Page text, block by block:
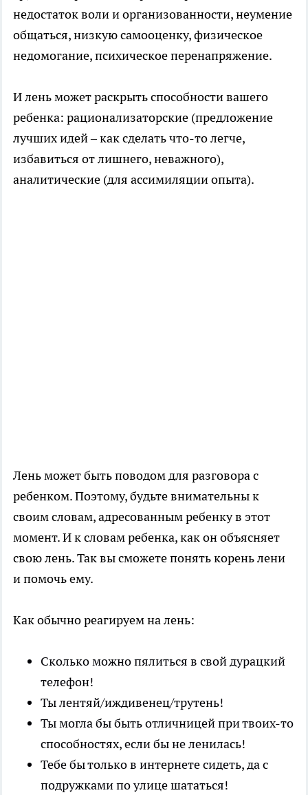
недостаток воли и организованности, неумение
общаться, низкую самооценку, физическое
недомогание, психическое перенапряжение.
И лень может раскрыть способности вашего
ребенка: рационализаторские (предложение
лучших идей – как сделать что-то легче,
избавиться от лишнего, неважного),
аналитические (для ассимиляции опыта).
Лень может быть поводом для разговора с
ребенком. Поэтому, будьте внимательны к
своим словам, адресованным ребенку в этот
момент. И к словам ребенка, как он объясняет
свою лень. Так вы сможете понять корень лени
и помочь ему.
Как обычно реагируем на лень:
Сколько можно пялиться в свой дурацкий
телефон!
Ты лентяй/иждивенец/трутень!
Ты могла бы быть отличницей при твоих-то
способностях, если бы не ленилась!
Тебе бы только в интернете сидеть, да с
подружками по улице шататься!